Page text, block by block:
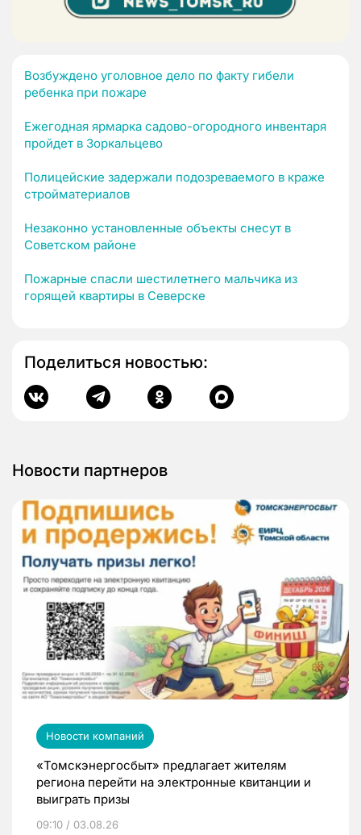
Возбуждено уголовное дело по факту гибели
ребенка при пожаре
Ежегодная ярмарка садово-огородного инвентаря
пройдет в Зоркальцево
Полицейские задержали подозреваемого в краже
стройматериалов
Незаконно установленные объекты снесут в
Советском районе
Пожарные спасли шестилетнего мальчика из
горящей квартиры в Северске
Поделиться новостью:
Новости партнеров
Новости компаний
«Томскэнергосбыт» предлагает жителям
региона перейти на электронные квитанции и
выиграть призы
09:10 / 03.08.26